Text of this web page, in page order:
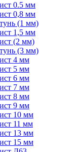
0.5 мм
0,8 мм
(1 мм)
1,5 мм
(2 мм)
(3 мм)
4 мм
5 мм
6 мм
7 мм
8 мм
9 мм
10 мм
11 мм
13 мм
15 мм